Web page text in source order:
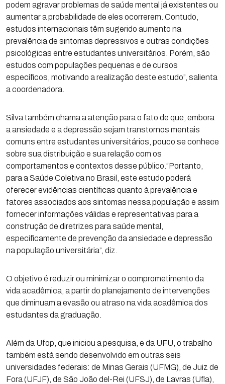
podem agravar problemas de saúde mental já existentes ou
aumentar a probabilidade de eles ocorrerem. Contudo,
estudos internacionais têm sugerido aumento na
prevalência de sintomas depressivos e outras condições
psicológicas entre estudantes universitários. Porém, são
estudos com populações pequenas e de cursos
específicos, motivando a realização deste estudo”, salienta
a coordenadora.
Silva também chama a atenção para o fato de que, embora
a ansiedade e a depressão sejam transtornos mentais
comuns entre estudantes universitários, pouco se conhece
sobre sua distribuição e sua relação com os
comportamentos e contextos desse público.“Portanto,
para a Saúde Coletiva no Brasil, este estudo poderá
oferecer evidências científicas quanto à prevalência e
fatores associados aos sintomas nessa população e assim
fornecer informações válidas e representativas para a
construção de diretrizes para saúde mental,
especificamente de prevenção da ansiedade e depressão
na população universitária”, diz.
O objetivo é reduzir ou minimizar o comprometimento da
vida acadêmica, a partir do planejamento de intervenções
que diminuam a evasão ou atraso na vida acadêmica dos
estudantes da graduação.
Além da Ufop, que iniciou a pesquisa, e da UFU, o trabalho
também está sendo desenvolvido em outras seis
universidades federais: de Minas Gerais (UFMG), de Juiz de
Fora (UFJF), de São João del-Rei (UFSJ), de Lavras (Ufla),